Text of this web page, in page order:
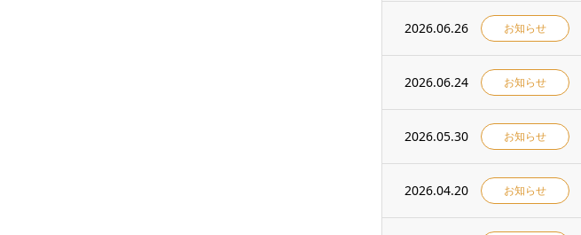
2026.06.26 お知らせ
2026.06.24 お知らせ
2026.05.30 お知らせ
2026.04.20 お知らせ